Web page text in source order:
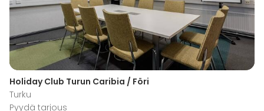
Holiday Club Turun Caribia / Föri
Turku
Pyydä tarjous